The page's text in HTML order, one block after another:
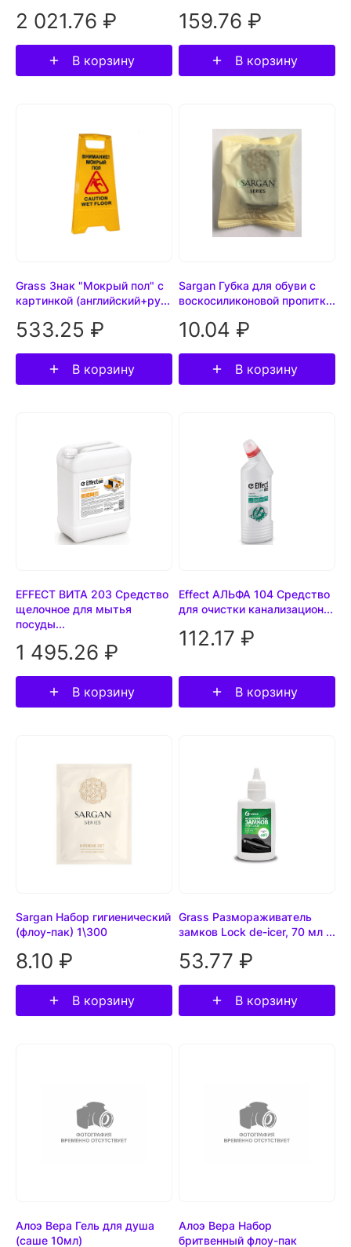
2 021.76 ₽
В корзину
159.76 ₽
В корзину
Grass Знак "Мокрый пол" с
картинкой (английский+ру...
533.25 ₽
В корзину
Sargan Губка для обуви с
воскосиликоновой пропитк...
10.04 ₽
В корзину
EFFECT ВИТА 203 Средство
щелочное для мытья
посуды...
1 495.26 ₽
В корзину
Effect АЛЬФА 104 Средство
для очистки канализацион...
112.17 ₽
В корзину
Sargan Набор гигиенический
(флоу-пак) 1\300
8.10 ₽
В корзину
Grass Размораживатель
замков Lock de-icer, 70 мл ...
53.77 ₽
В корзину
Алоэ Вера Гель для душа
(саше 10мл)
Алоэ Вера Набор
бритвенный флоу-пак